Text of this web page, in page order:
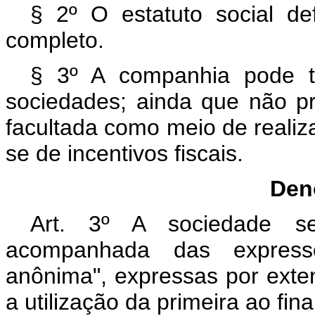
§ 2º O estatuto social
completo.
§ 3º A companhia pode
sociedades; ainda que não
facultada como meio de
se de incentivos fiscais.
Art. 3º A sociedade
acompanhada das
anônima", expressas por
a utilização da primeira ao